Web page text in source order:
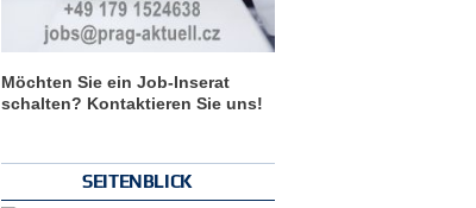
Möchten Sie ein Job-Inserat
schalten? Kontaktieren Sie uns!
SEITENBLICK